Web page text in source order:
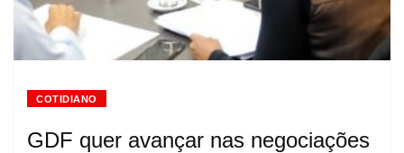
COTIDIANO
GDF quer avançar nas negociações